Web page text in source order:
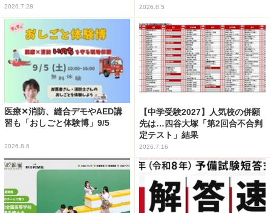
2026.7.28 2026.8.5
医療✕消防、縫合デモやAED講
習も「おしごと体験博」9/5
2026.8.6
【中学受験2027】人気校の併願
先は…四谷大塚「第2回合不合判
定テスト」結果
2026.7.16